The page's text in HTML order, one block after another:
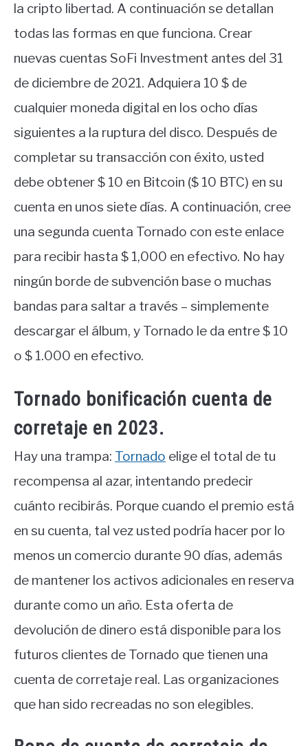
la cripto libertad. A continuación se detallan
todas las formas en que funciona. Crear
nuevas cuentas SoFi Investment antes del 31
de diciembre de 2021. Adquiera 10 $ de
cualquier moneda digital en los ocho días
siguientes a la ruptura del disco. Después de
completar su transacción con éxito, usted
debe obtener $ 10 en Bitcoin ($ 10 BTC) en su
cuenta en unos siete días. A continuación, cree
una segunda cuenta Tornado con este enlace
para recibir hasta $ 1,000 en efectivo. No hay
ningún borde de subvención base o muchas
bandas para saltar a través – simplemente
descargar el álbum, y Tornado le da entre $ 10
o $ 1.000 en efectivo.
Tornado bonificación cuenta de
corretaje en 2023.
Hay una trampa: Tornado elige el total de tu
recompensa al azar, intentando predecir
cuánto recibirás. Porque cuando el premio está
en su cuenta, tal vez usted podría hacer por lo
menos un comercio durante 90 días, además
de mantener los activos adicionales en reserva
durante como un año. Esta oferta de
devolución de dinero está disponible para los
futuros clientes de Tornado que tienen una
cuenta de corretaje real. Las organizaciones
que han sido recreadas no son elegibles.